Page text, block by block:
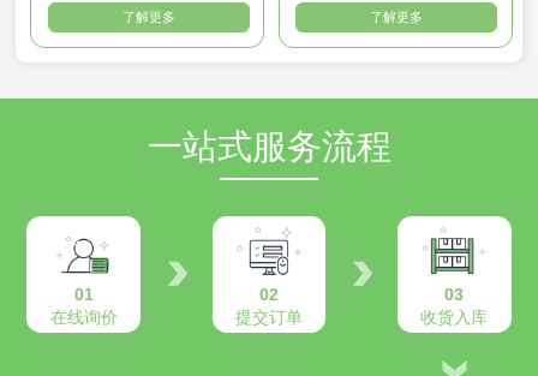
了解更多 了解更多
一站式服务流程
01
在线询价
02
提交订单
03
收货入库